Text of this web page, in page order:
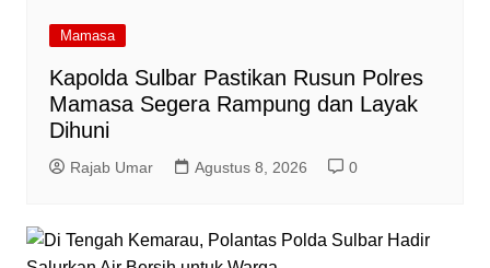
Mamasa
Kapolda Sulbar Pastikan Rusun Polres
Mamasa Segera Rampung dan Layak
Dihuni
Rajab Umar Agustus 8, 2026 0